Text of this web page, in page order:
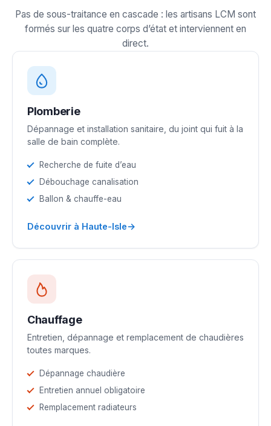
Pas de sous-traitance en cascade : les artisans LCM sont
formés sur les quatre corps d’état et interviennent en
direct.
Plomberie
Dépannage et installation sanitaire, du joint qui fuit à la
salle de bain complète.
Recherche de fuite d’eau
Débouchage canalisation
Ballon & chauffe-eau
Découvrir à Haute-Isle→
Chauffage
Entretien, dépannage et remplacement de chaudières
toutes marques.
Dépannage chaudière
Entretien annuel obligatoire
Remplacement radiateurs